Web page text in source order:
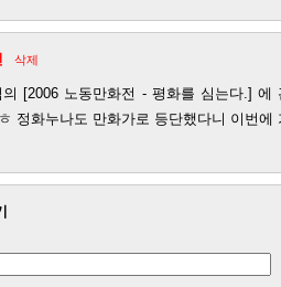
삭제
의 [2006 노동만화전 - 평화를 심는다.]
정화누나도 만화가로 등단했다니 이번에